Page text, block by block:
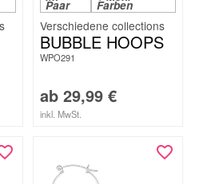
Paar Farben
BUBBLE HOOPS
WPO291
ab 29,99 €
inkl. MwSt.